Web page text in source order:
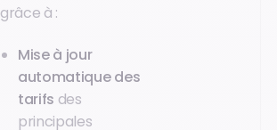
grâce à :
Mise à jour
automatique des
tarifs des
principales